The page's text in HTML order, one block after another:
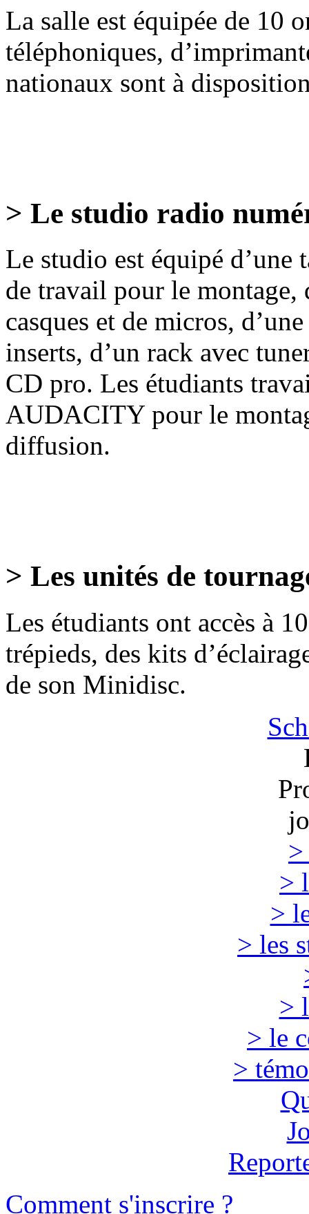
La salle est équipée de 10
téléphoniques,
nationaux sont à
> Le studio radio
Le studio est équipé d’une
de travail pour le montage,
casques et de micros,
inserts, d’un rack avec
CD pro. Les étudiants
AUDACITY pour le
diffusion.
> Les unités de
Les étudiants ont accès à
trépieds, des kits
de son Minidisc.
>
>
> les
>
> le
>
Comment s'inscrire ?